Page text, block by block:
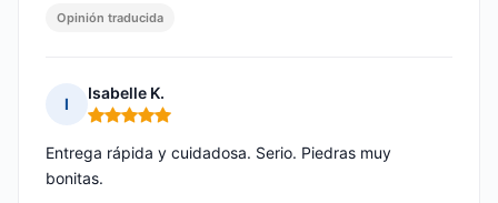
Opinión traducida
I
Isabelle K.
Nota: 5 de 5
Entrega rápida y cuidadosa. Serio. Piedras muy
bonitas.